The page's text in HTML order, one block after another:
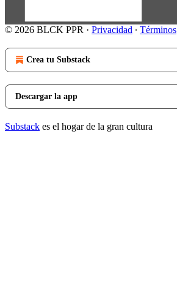
© 2026 BLCK PPR · Privacidad ∙ Términos
Crea tu Substack
Descargar la app
Substack es el hogar de la gran cultura